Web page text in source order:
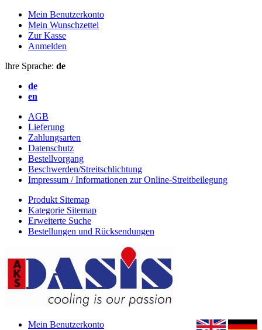
Mein Benutzerkonto
Mein Wunschzettel
Zur Kasse
Anmelden
Ihre Sprache: de
de
en
AGB
Lieferung
Zahlungsarten
Datenschutz
Bestellvorgang
Beschwerden/Streitschlichtung
Impressum / Informationen zur Online-Streitbeilegung
Produkt Sitemap
Kategorie Sitemap
Erweiterte Suche
Bestellungen und Rücksendungen
Mein Benutzerkonto